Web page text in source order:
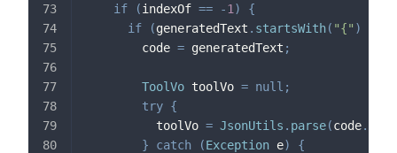
if (indexOf == -1 )
{
if
(generatedText . startsWith( "{" )
        code
= generatedText ;
ToolVo toolVo = null ;
try {
          toolVo
= JsonUtils . parse(code.
}
catch (Exception e)
{